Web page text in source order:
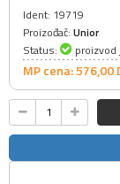
Ident: 19719
Proizođač: Unior
Status:
MP cena: 576,00